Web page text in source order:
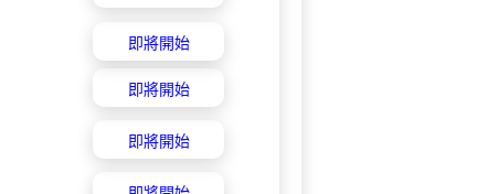
即將開始
即將開始
即將開始